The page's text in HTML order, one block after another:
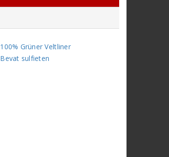
100% Grüner Veltliner
Bevat sulfieten